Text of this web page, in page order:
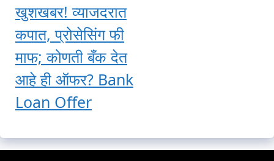
खुशखबर! व्याजदरात
कपात, प्रोसेसिंग फी
माफ; कोणती बँक देत
आहे ही ऑफर? Bank
Loan Offer